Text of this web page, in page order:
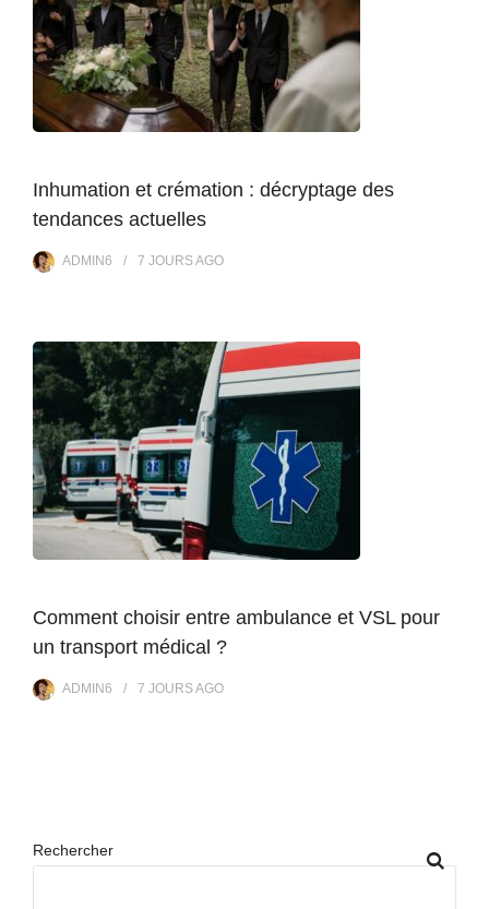
Inhumation et crémation : décryptage des
tendances actuelles
ADMIN6 7 JOURSAGO
Comment choisir entre ambulance et VSL pour
un transport médical ?
ADMIN6 7 JOURSAGO
Rechercher